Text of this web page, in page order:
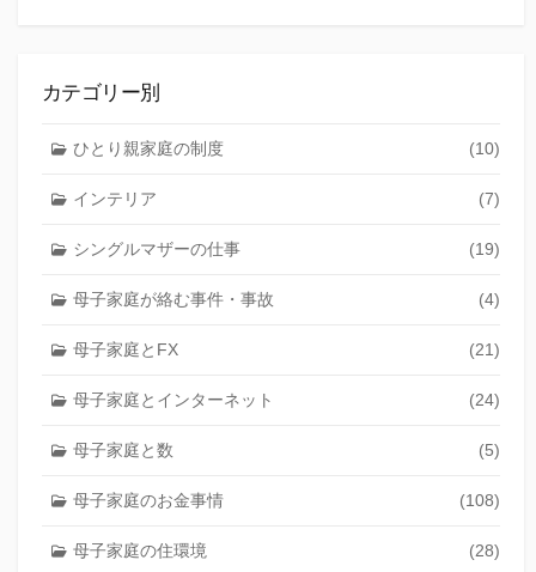
カテゴリー別
ひとり親家庭の制度 (10)
インテリア (7)
シングルマザーの仕事 (19)
母子家庭が絡む事件・事故 (4)
母子家庭とFX (21)
母子家庭とインターネット (24)
母子家庭と数 (5)
母子家庭のお金事情 (108)
母子家庭の住環境 (28)